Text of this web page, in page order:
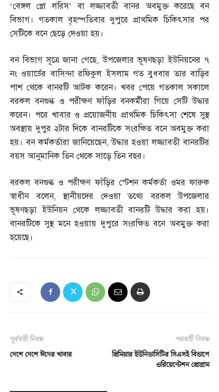
‘বেঙ্গল স্লো লরিস’ বা লজ্জাবতী বানর অবমুক্ত করেছে বন
বিভাগ। গতকাল বৃহস্পতিবার দুপুরে প্রাথমিক চিকিৎসার পর
সেটিকে বনে ছেড়ে দেওয়া হয়।
বন বিভাগ সূত্রে জানা গেছে,উপজেলার ভূষণছড়া ইউনিয়নের ৭
নং ওয়ার্ডের বাসিন্দা রফিকুল ইসলাম গত বুধবার তার বাড়ির
পাশ থেকে বানরটি আটক করেন। খবর পেয়ে গতকাল সকালে
বরকল বনশুল্ক ও পরীক্ষণ ফাঁড়ির বনকর্মীরা গিয়ে সেটি উদ্ধার
করেন। পরে খাবার ও প্রয়োজনীয় প্রাথমিক চিকিৎসা শেষে সুস্থ
অবস্থায় দুপুর ২টার দিকে বানরটিকে সংরক্ষিত বনে অবমুক্ত করা
হয়। বন কর্মকর্তারা জানিয়েছেন,উদ্ধার হওয়া লজ্জাবতী বানরটির
বয়স আনুমানিক তিন থেকে সাড়ে তিন বছর।
বরকল বনশুল্ক ও পরীক্ষণ ফাঁড়ির স্টেশন কর্মকর্তা ওমর ফারুক
স্বাধীন বলেন,স্থানীয়দের দেওয়া তথ্যে বরকল উপজেলার
ভূষণছড়া ইউনিয়ন থেকে লজ্জাবতী বানরটি উদ্ধার করা হয়।
বানরটিকে সুস্থ মনে হওয়ায় দুপুরে সংরক্ষিত বনে অবমুক্ত করা
হয়েছে।
পূর্ববর্তী নিবন্ধ
দেশে দেশে ঈদের খাবার
পরবর্তী নিবন্ধ
প্রিমিয়ার ইউনিভার্সিটির সিএসই বিভাগে
ওরিয়েন্টেশন প্রোগ্রাম